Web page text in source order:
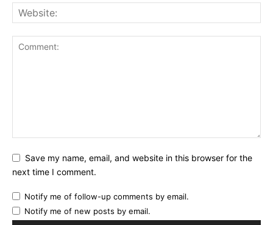
Save my name, email, and website in this browser for the
next time I comment.
Notify me of follow-up comments by email.
Notify me of new posts by email.